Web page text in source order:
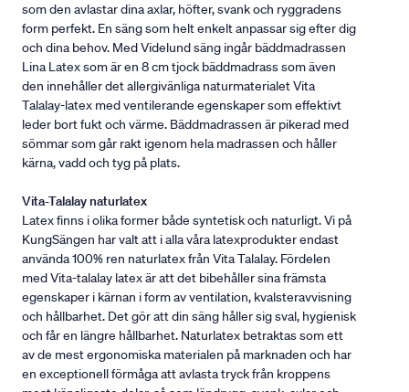
som den avlastar dina axlar, höfter, svank och ryggradens
form perfekt. En säng som helt enkelt anpassar sig efter dig
och dina behov. Med Videlund säng ingår bäddmadrassen
Lina Latex som är en 8 cm tjock bäddmadrass som även
den innehåller det allergivänliga naturmaterialet Vita
Talalay-latex med ventilerande egenskaper som effektivt
leder bort fukt och värme. Bäddmadrassen är pikerad med
sömmar som går rakt igenom hela madrassen och håller
kärna, vadd och tyg på plats.
Vita-Talalay naturlatex
Latex finns i olika former både syntetisk och naturligt. Vi på
KungSängen har valt att i alla våra latexprodukter endast
använda 100% ren naturlatex från Vita Talalay. Fördelen
med Vita-talalay latex är att det bibehåller sina främsta
egenskaper i kärnan i form av ventilation, kvalsteravvisning
och hållbarhet. Det gör att din säng håller sig sval, hygienisk
och får en längre hållbarhet. Naturlatex betraktas som ett
av de mest ergonomiska materialen på marknaden och har
en exceptionell förmåga att avlasta tryck från kroppens